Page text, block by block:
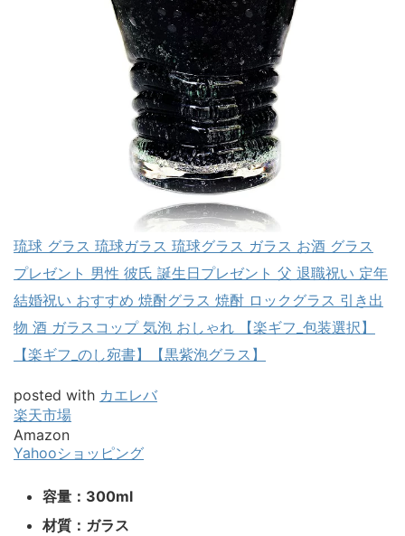
琉球 グラス 琉球ガラス 琉球グラス ガラス お酒 グラス
プレゼント 男性 彼氏 誕生日プレゼント 父 退職祝い 定年
結婚祝い おすすめ 焼酎グラス 焼酎 ロックグラス 引き出
物 酒 ガラスコップ 気泡 おしゃれ 【楽ギフ_包装選択】
【楽ギフ_のし宛書】【黒紫泡グラス】
posted with カエレバ
楽天市場
Amazon
Yahooショッピング
容量：300ml
材質：ガラス